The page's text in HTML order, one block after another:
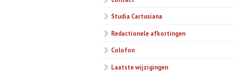
Studia Cartusiana
Redactionele afkortingen
Colofon
Laatste wijzigingen